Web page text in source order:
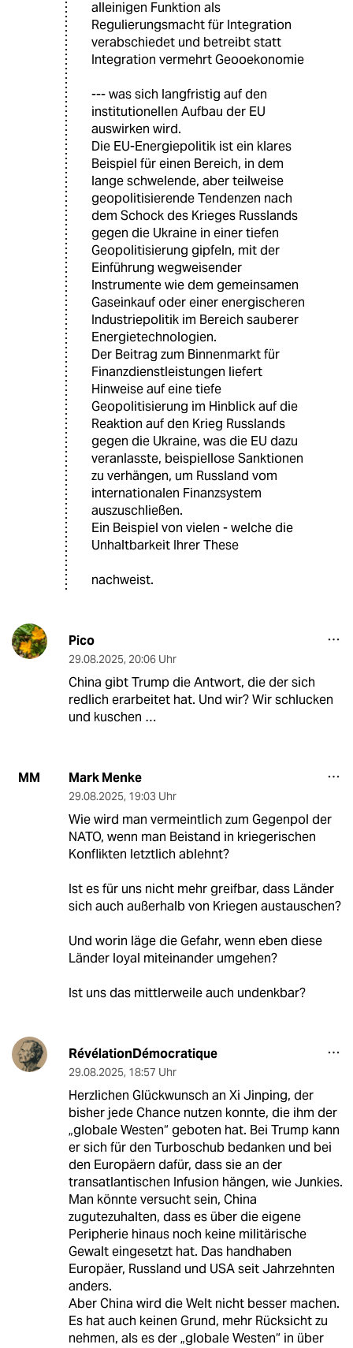
alleinigen Funktion als
Regulierungsmacht für Integration
verabschiedet und betreibt statt
Integration vermehrt Geooekonomie
--- was sich langfristig auf den
institutionellen Aufbau der EU
auswirken wird.
Die EU-Energiepolitik ist ein klares
Beispiel für einen Bereich, in dem
lange schwelende, aber teilweise
geopolitisierende Tendenzen nach
dem Schock des Krieges Russlands
gegen die Ukraine in einer tiefen
Geopolitisierung gipfeln, mit der
Einführung wegweisender
Instrumente wie dem gemeinsamen
Gaseinkauf oder einer energischeren
Industriepolitik im Bereich sauberer
Energietechnologien.
Der Beitrag zum Binnenmarkt für
Finanzdienstleistungen liefert
Hinweise auf eine tiefe
Geopolitisierung im Hinblick auf die
Reaktion auf den Krieg Russlands
gegen die Ukraine, was die EU dazu
veranlasste, beispiellose Sanktionen
zu verhängen, um Russland vom
internationalen Finanzsystem
auszuschließen.
Ein Beispiel von vielen - welche die
Unhaltbarkeit Ihrer These
nachweist.
Pico
29.08.2025, 20:06 Uhr
China gibt Trump die Antwort, die der sich
redlich erarbeitet hat. Und wir? Wir schlucken
und kuschen …
MM Mark Menke
29.08.2025, 19:03 Uhr
Wie wird man vermeintlich zum Gegenpol der
NATO, wenn man Beistand in kriegerischen
Konflikten letztlich ablehnt?
Ist es für uns nicht mehr greifbar, dass Länder
sich auch außerhalb von Kriegen austauschen?
Und worin läge die Gefahr, wenn eben diese
Länder loyal miteinander umgehen?
Ist uns das mittlerweile auch undenkbar?
RévélationDémocratique
29.08.2025, 18:57 Uhr
Herzlichen Glückwunsch an Xi Jinping, der
bisher jede Chance nutzen konnte, die ihm der
„globale Westen“ geboten hat. Bei Trump kann
er sich für den Turboschub bedanken und bei
den Europäern dafür, dass sie an der
transatlantischen Infusion hängen, wie Junkies.
Man könnte versucht sein, China
zugutezuhalten, dass es über die eigene
Peripherie hinaus noch keine militärische
Gewalt eingesetzt hat. Das handhaben
Europäer, Russland und USA seit Jahrzehnten
anders.
Aber China wird die Welt nicht besser machen.
Es hat auch keinen Grund, mehr Rücksicht zu
nehmen, als es der „globale Westen“ in über